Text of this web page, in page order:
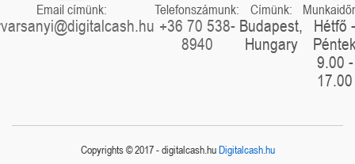
Email címünk: Telefonszámunk:
+36 70 538-
8940
Címünk:
Budapest,
Hungary
Hétfő -
9.00 -
17.00
Copyrights © 2017 - digitalcash.huDigitalcash.hu